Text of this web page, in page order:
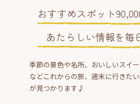
おすすめスポット
あたらしい情報を毎
季節の景色や名所、おいしいスイ
などこれからの旅、週末に行きた
が見つかります♪